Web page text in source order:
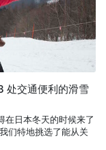
处交通便利的滑雪
在日本冬天的时候来了
们特地挑选了能从关